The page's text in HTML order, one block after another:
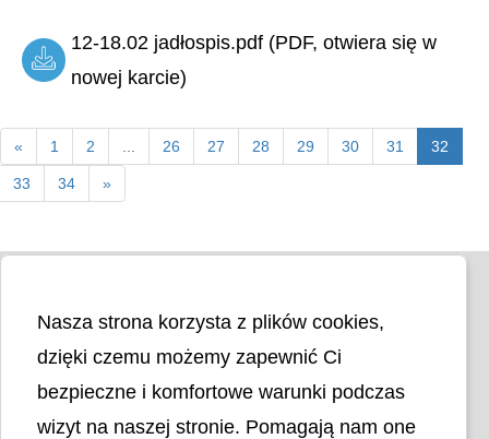
12-18.02 jadłospis.pdf (PDF, otwiera się w
nowej karcie)
« 1 2 26 27 28 29 30 31 32
33 34 »
Liczba odwiedzin
Nasza strona korzysta z plików cookies,
dzięki czemu możemy zapewnić Ci
bezpieczne i komfortowe warunki podczas
wizyt na naszej stronie. Pomagają nam one